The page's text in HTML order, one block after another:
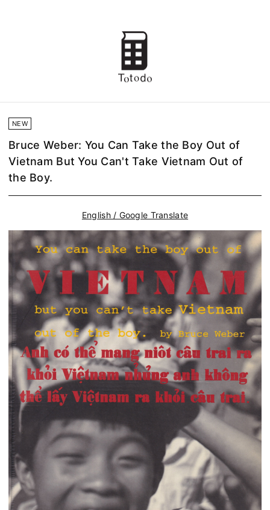
NEW
Bruce Weber: You Can Take the Boy Out of
Vietnam But You Can't Take Vietnam Out of
the Boy.
English / Google Translate